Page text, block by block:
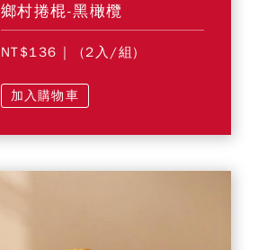
鄉村捲棍-黑橄欖
NT$136 | (2入/組)
加入購物車